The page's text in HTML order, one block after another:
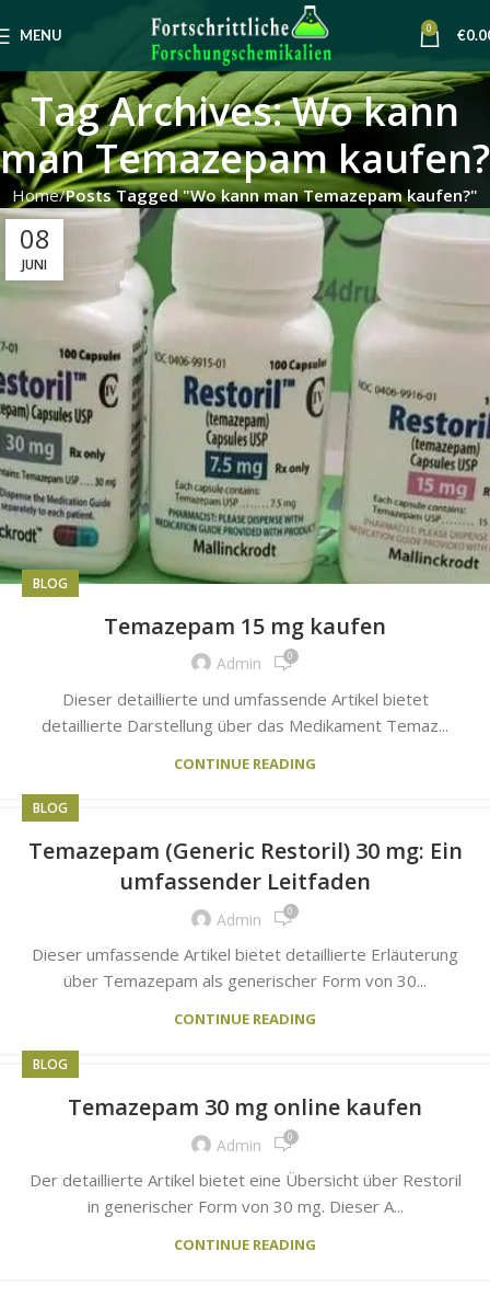
MENU 0 €
Tag Archives: Wo kann
man Temazepam kaufen?
Home Posts Tagged "Wo kann man Temazepam kaufen?"
08
JUNI
BLOG
Temazepam 15 mg kaufen
Admin 0
Dieser detaillierte und umfassende Artikel bietet
detaillierte Darstellung über das Medikament Temaz...
CONTINUE READING
BLOG
Temazepam (Generic Restoril) 30 mg: Ein
umfassender Leitfaden
Admin 0
Dieser umfassende Artikel bietet detaillierte Erläuterung
über Temazepam als generischer Form von 30...
CONTINUE READING
BLOG
Temazepam 30 mg online kaufen
Admin 0
Der detaillierte Artikel bietet eine Übersicht über Restoril
in generischer Form von 30 mg. Dieser A...
CONTINUE READING